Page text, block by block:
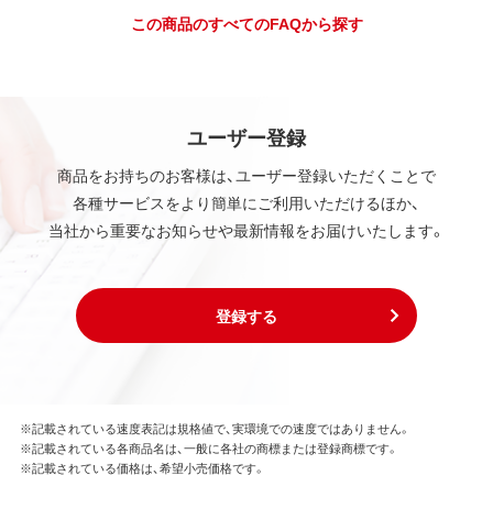
この商品のすべてのFAQから探す
ユーザー登録
商品をお持ちのお客様は、ユーザー登録いただくことで
各種サービスをより簡単にご利用いただけるほか、
当社から重要なお知らせや最新情報をお届けいたします。
登録する
※記載されている速度表記は規格値で、実環境での速度ではありません。
※記載されている各商品名は、一般に各社の商標または登録商標です。
※記載されている価格は、希望小売価格です。